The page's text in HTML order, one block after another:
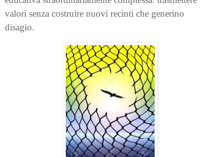
valori senza costruire nuovi recinti che generino
disagio.